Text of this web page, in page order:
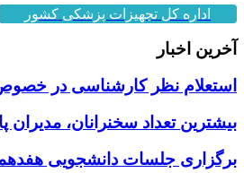
اداره کل تجهیزات پزشکی کشور
آخرین اخبار
استعلام نظر کارشناسی در خصوص
بیشترین تعداد سخنرانان،
برگزاری جلسات دانشجویی